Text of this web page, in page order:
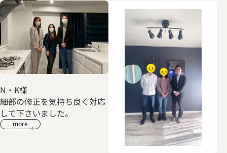
N・K様
細部の修正を気持ち良く対応
して下さいました。
more